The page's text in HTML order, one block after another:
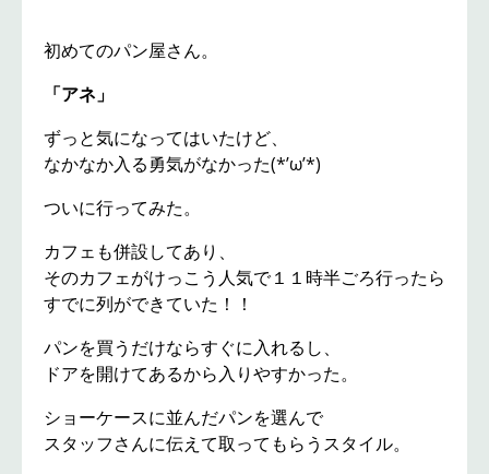
初めてのパン屋さん。
「アネ」
ずっと気になってはいたけど、
なかなか入る勇気がなかった(*’ω’*)
ついに行ってみた。
カフェも併設してあり、
そのカフェがけっこう人気で１１時半ごろ行ったら
すでに列ができていた！！
パンを買うだけならすぐに入れるし、
ドアを開けてあるから入りやすかった。
ショーケースに並んだパンを選んで
スタッフさんに伝えて取ってもらうスタイル。